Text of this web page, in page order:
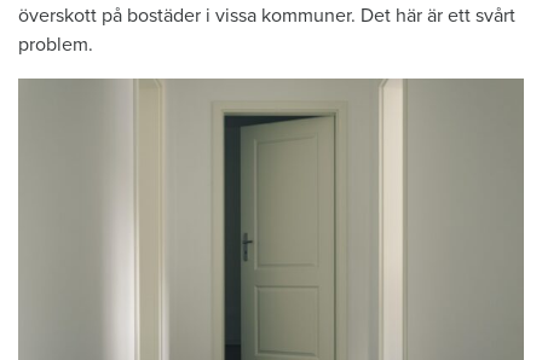
överskott på bostäder i vissa kommuner. Det här är ett svårt
problem.